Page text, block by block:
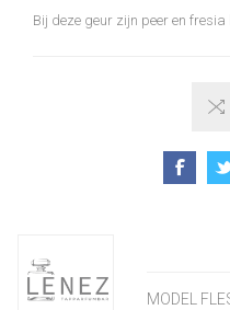
Bij deze geur zijn peer en
MODEL